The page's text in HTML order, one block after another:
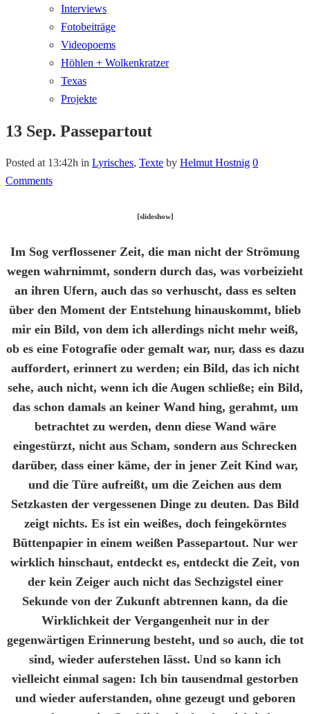
Interviews
Fotobeiträge
Videopoems
Höhlen + Wolkenkratzer
Texas
Projekte
13 Sep. Passepartout
Posted at 13:42h in Lyrisches, Texte by Helmut Hostnig 0
Comments
[slideshow]
Im Sog verflossener Zeit, die man nicht der Strömung
wegen wahrnimmt, sondern durch das, was vorbeizieht
an ihren Ufern, auch das so verhuscht, dass es selten
über den Moment der Entstehung hinauskommt, blieb
mir ein Bild, von dem ich allerdings nicht mehr weiß,
ob es eine Fotografie oder gemalt war, nur, dass es dazu
auffordert, erinnert zu werden; ein Bild, das ich nicht
sehe, auch nicht, wenn ich die Augen schließe; ein Bild,
das schon damals an keiner Wand hing, gerahmt, um
betrachtet zu werden, denn diese Wand wäre
eingestürzt, nicht aus Scham, sondern aus Schrecken
darüber, dass einer käme, der in jener Zeit Kind war,
und die Türe aufreißt, um die Zeichen aus dem
Setzkasten der vergessenen Dinge zu deuten. Das Bild
zeigt nichts. Es ist ein weißes, doch feingekörntes
Büttenpapier in einem weißen Passepartout. Nur wer
wirklich hinschaut, entdeckt es, entdeckt die Zeit, von
der kein Zeiger auch nicht das Sechzigstel einer
Sekunde von der Zukunft abtrennen kann, da die
Wirklichkeit der Vergangenheit nur in der
gegenwärtigen Erinnerung besteht, und so auch, die tot
sind, wieder auferstehen lässt. Und so kann ich
vielleicht einmal sagen: Ich bin tausendmal gestorben
und wieder auferstanden, ohne gezeugt und geboren